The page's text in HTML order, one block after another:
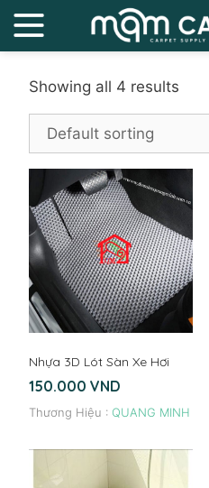
Showing all 4 results
Nhựa 3D Lót Sàn Xe Hơi
150.000VND
Thương Hiệu : QUANG MINH